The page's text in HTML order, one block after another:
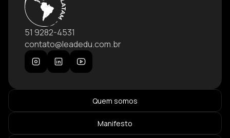
51 9282-4531
contato@leadedu.com.br
Quem somos
Manifesto